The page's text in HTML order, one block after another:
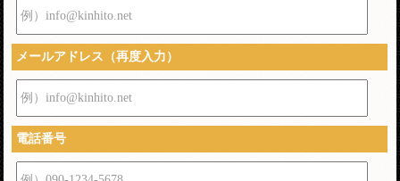
例）info@kinhito.net
メールアドレス（再度入力）
例）info@kinhito.net
電話番号